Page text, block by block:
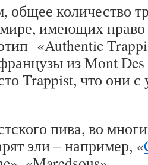
общее количество
имеющих право
«Authentic
из Mont
Trappist, что они с
пива, во
эли – например, «